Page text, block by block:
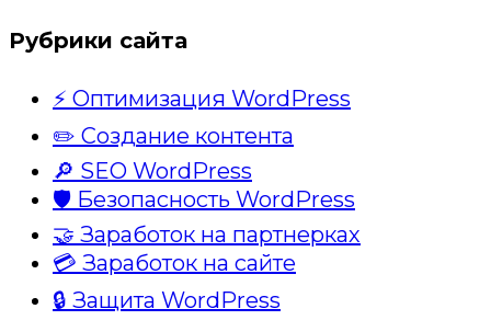
Рубрики сайта
⚡ Оптимизация WordPress
✏️ Создание контента
🔎 SEO WordPress
🛡️ Безопасность WordPress
🤝 Заработок на партнерках
💳 Заработок на сайте
🔒 Защита WordPress